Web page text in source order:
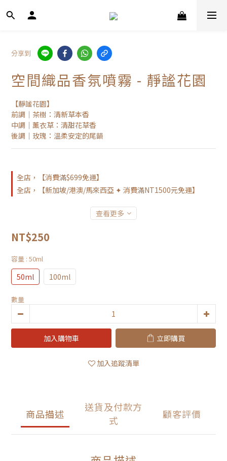
分享到
空間織品香氛噴霧 - 靜謐花園
【靜謐花園】
前調｜茶樹：清新草本香
中調｜薰衣草：清甜花草香
後調｜玫瑰：溫柔安定的尾韻
全店，【消費滿$699免運】
全店，【新加坡/港澳/馬來西亞 ✦ 消費滿NT1500元免運】
查看更多
NT$250
容量 : 50ml
50ml 100ml
數量
加入購物車 立即購買
加入追蹤清單
商品描述
送貨及付款方
式
顧客評價